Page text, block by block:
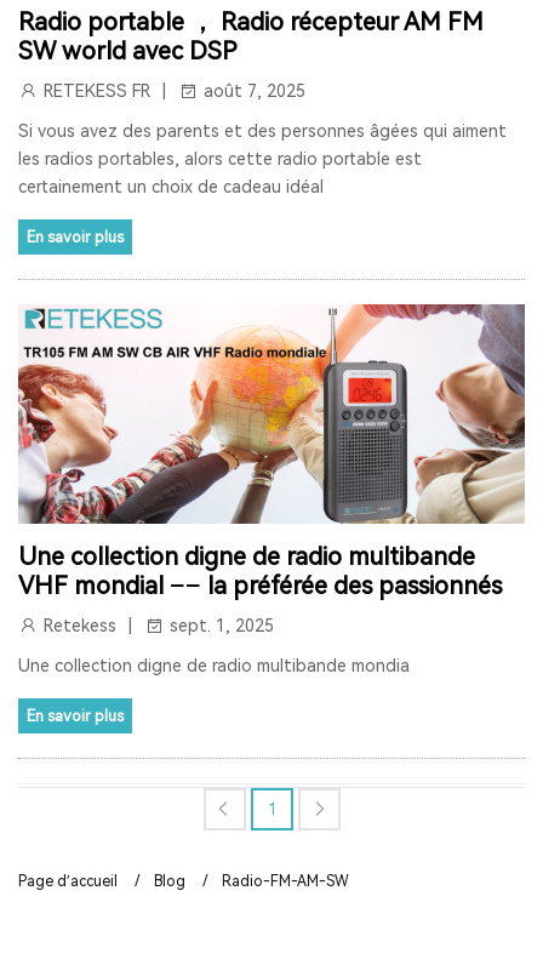
Radio portable ， Radio récepteur AM FM
SW world avec DSP
RETEKESS FR août 7, 2025
Si vous avez des parents et des personnes âgées qui aiment
les radios portables, alors cette radio portable est
certainement un choix de cadeau idéal
En savoir plus
Une collection digne de radio multibande
VHF mondial —— la préférée des passionnés
Retekess sept. 1, 2025
Une collection digne de radio multibande mondia
En savoir plus
1
GUICHET MICROPHONE
SYSTÈME D'INTERPHONE DE HAUT-PARLEUR DE FENÊTRE
SYSTÈME D'APPEL À L'ÉCRAN BIPEUR RESTAURANT
TERRASSE BAR COFÉ
CASQUE DE COMMUNICATION BIDIRECTIONNEL
CASQUES DE COMMUNICATION POUR COACHS
SYSTÈME AUDIOGUIDE SYSTÈME DE VISITE AUDIO GUIDE
SYSTÈME DE VISITE GUIDÉE
SYSTÈME DE GUIDE TOURISTIQUE SANS FIL HAJJ
RETEKESS T130P TT126R SPÉCIAL PRINTEMPS
RETEKESS TT128 SYSTÈME D'AUDIOGUIDE ÉCONOMIQUE
SOLUTION DE GESTION DE MUSÉE PERTE AUDITIVE
ACOUPHÈNES
MEILLEUR SYSTÈME DE GUIDE TOURISTIQUE
Page d’accueil / Blog / Radio-FM-AM-SW